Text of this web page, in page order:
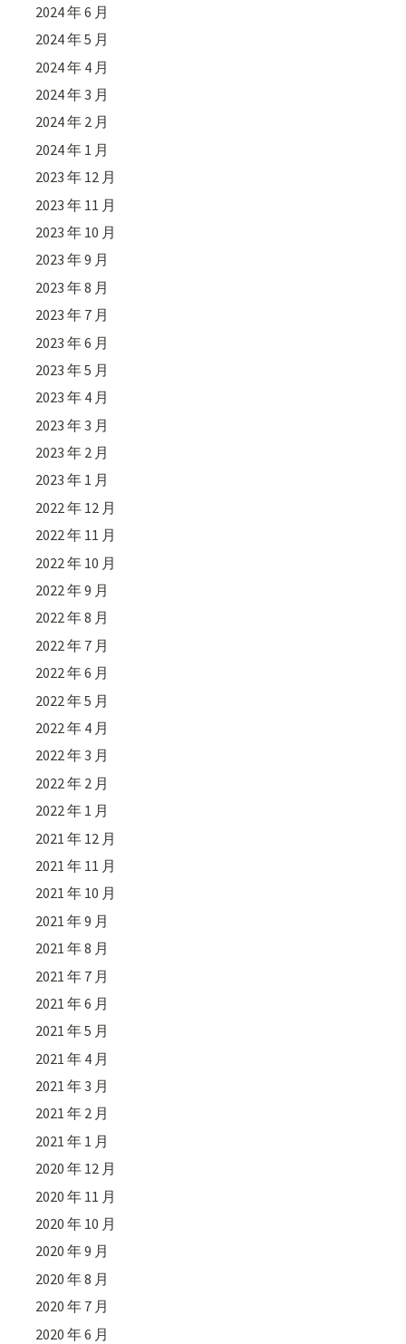
2024 年 6 月
2024 年 5 月
2024 年 4 月
2024 年 3 月
2024 年 2 月
2024 年 1 月
2023 年 12 月
2023 年 11 月
2023 年 10 月
2023 年 9 月
2023 年 8 月
2023 年 7 月
2023 年 6 月
2023 年 5 月
2023 年 4 月
2023 年 3 月
2023 年 2 月
2023 年 1 月
2022 年 12 月
2022 年 11 月
2022 年 10 月
2022 年 9 月
2022 年 8 月
2022 年 7 月
2022 年 6 月
2022 年 5 月
2022 年 4 月
2022 年 3 月
2022 年 2 月
2022 年 1 月
2021 年 12 月
2021 年 11 月
2021 年 10 月
2021 年 9 月
2021 年 8 月
2021 年 7 月
2021 年 6 月
2021 年 5 月
2021 年 4 月
2021 年 3 月
2021 年 2 月
2021 年 1 月
2020 年 12 月
2020 年 11 月
2020 年 10 月
2020 年 9 月
2020 年 8 月
2020 年 7 月
2020 年 6 月